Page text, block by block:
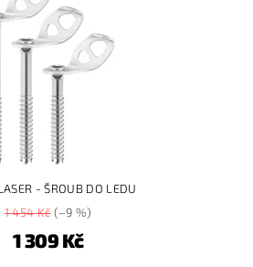
- ŠROUB DO LEDU
1 454 Kč(–9 %)
1 309 Kč